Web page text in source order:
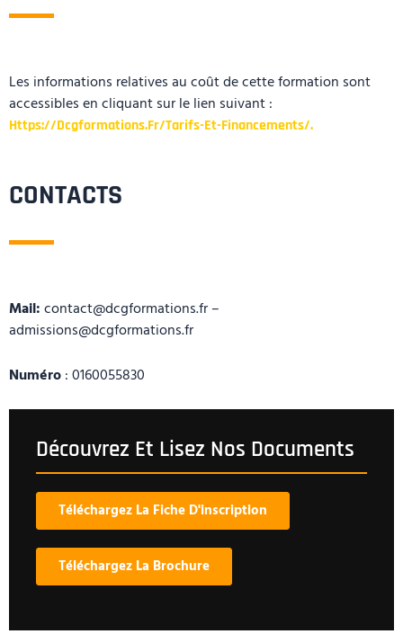
Les informations relatives au coût de cette formation sont
accessibles en cliquant sur le lien suivant :
Https://dcgformations.fr/tarifs-Et-Financements/.
CONTACTS
Mail:contact@dcgformations.fr –
admissions@dcgformations.fr
Numéro: 0160055830
Découvrez Et Lisez Nos Documents
Téléchargez La Fiche D'inscription
Téléchargez La Brochure